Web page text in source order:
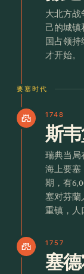
大北方战
己的城
国占领
才开始。
要塞时代
castle 1748
斯
瑞典当局
海上要塞
期，有
塞对芬
重镇，人
castle 1757
塞